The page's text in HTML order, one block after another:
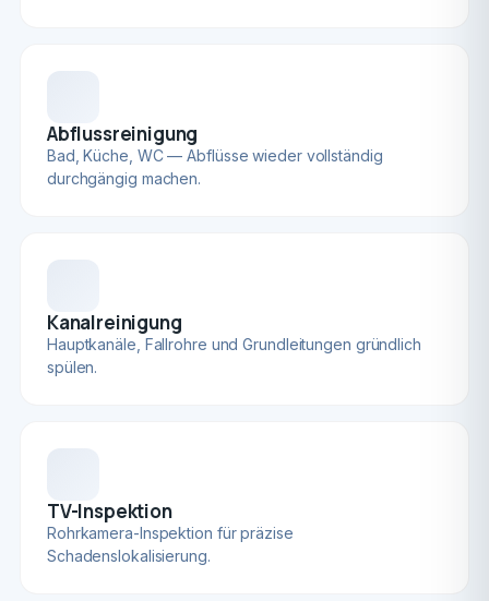
Abflussreinigung
Bad, Küche, WC — Abflüsse wieder vollständig
durchgängig machen.
Kanalreinigung
Hauptkanäle, Fallrohre und Grundleitungen gründlich
spülen.
TV-Inspektion
Rohrkamera-Inspektion für präzise
Schadenslokalisierung.